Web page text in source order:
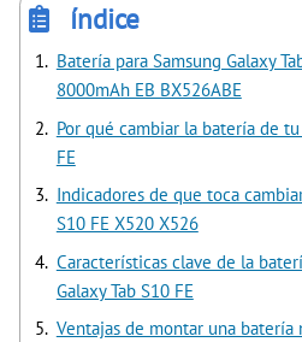
índice
Batería para Samsung Galaxy
8000mAh EB BX526ABE
Por qué cambiar la batería de tu
FE
Indicadores de que toca
S10 FE X520 X526
Características clave de la
Galaxy Tab S10 FE
Ventajas de montar una batería